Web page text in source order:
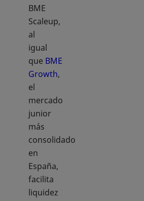
BME
Scaleup,
al
igual
que BME
Growth,
el
mercado
junior
más
consolidado
en
España,
facilita
liquidez